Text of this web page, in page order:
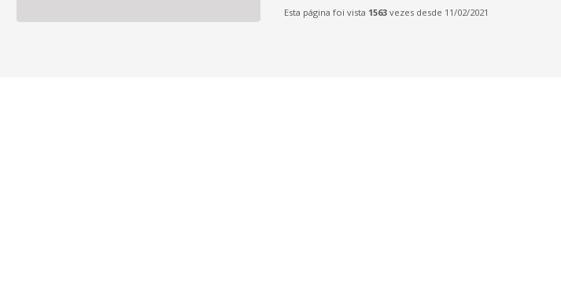
Esta página foi vista 1563 vezes desde 11/02/2021